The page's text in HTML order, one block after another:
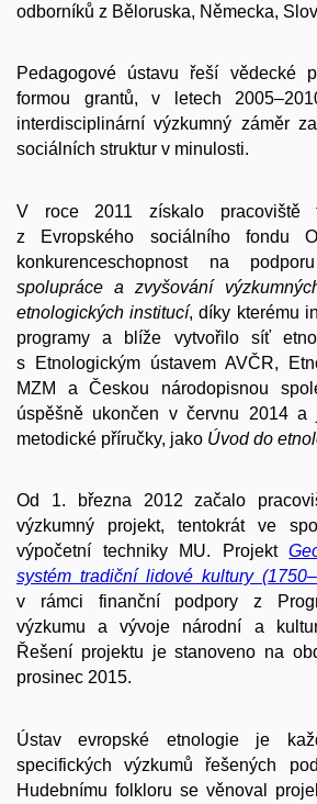
odborníků z Běloruska, Německa,
Pedagogové ústavu řeší vědecké
formou grantů, v letech
interdisciplinární výzkumný záměr
sociálních struktur v minulosti.
V roce 2011 získalo pracoviště
z Evropského sociálního fondu
konkurenceschopnost na
spolupráce a zvyšování
etnologických institucí, díky kterému
programy a blíže vytvořilo síť
s Etnologickým ústavem AVČR,
MZM a Českou národopisnou
úspěšně ukončen v červnu 2014 a
metodické příručky, jako Úvod do
Od 1. března 2012 začalo
výzkumný projekt, tentokrát ve
výpočetní techniky MU. Projekt
systém tradiční lidové kultury (1750–
v rámci finanční podpory z
výzkumu a vývoje národní a
Řešení projektu je stanoveno na
prosinec 2015.
Ústav evropské etnologie je
specifických výzkumů řešených
Hudebnímu folkloru se věnoval